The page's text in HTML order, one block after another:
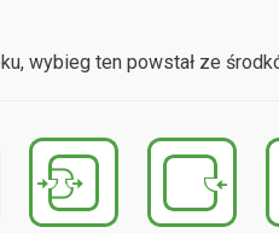
wybieg ten powstał ze